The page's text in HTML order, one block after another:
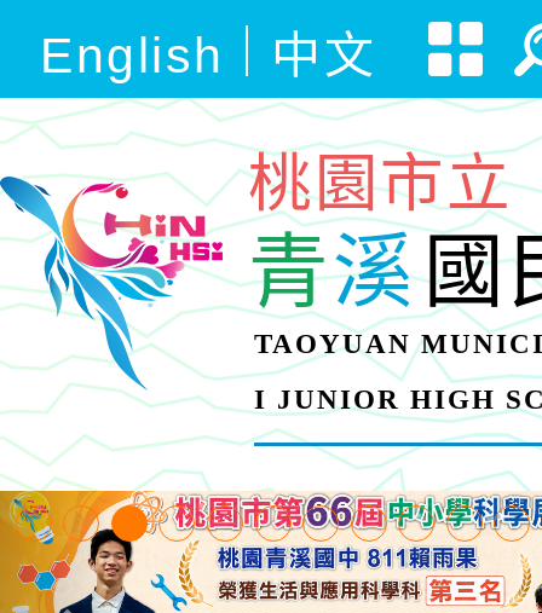
English 中文
桃園市立
青溪國
TAOYUAN
I JUNIOR HIGH